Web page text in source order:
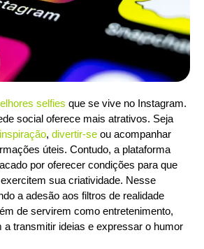
selfies que se vive no Instagram.
social oferece mais atrativos. Seja
inspiração, divertir-se ou acompanhar
úteis. Contudo, a plataforma
por oferecer condições para que
sua criatividade. Nesse
a adesão aos filtros de realidade
de servirem como entretenimento,
a transmitir ideias e expressar o humor